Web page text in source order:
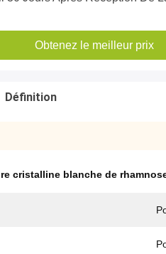
Obtenez le meilleur prix
Définition
cristalline blanche de